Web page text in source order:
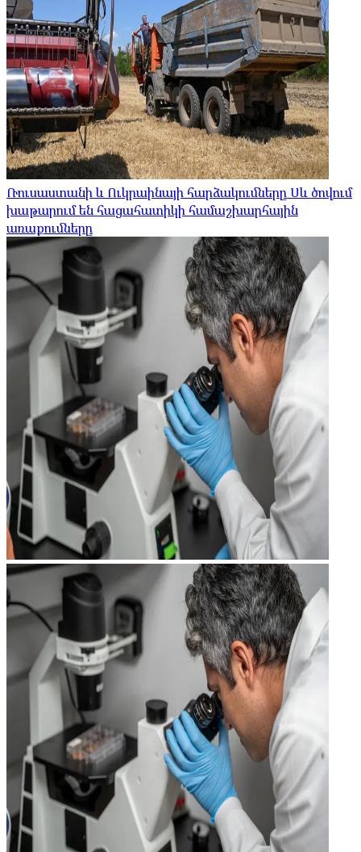
Ռուսաստանի և Ուկրաինայի հարձակումները Սև ծովում
խաթարում են հացահատիկի համաշխարհային
առաքումները